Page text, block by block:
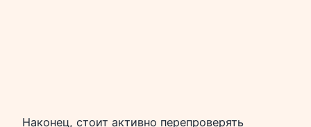
Наконец, стоит активно перепроверять